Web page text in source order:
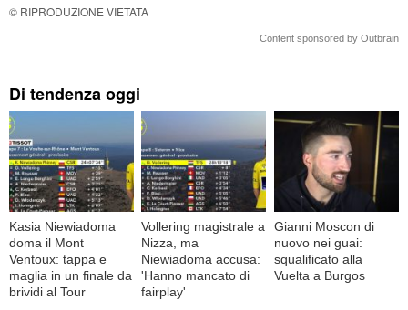
© RIPRODUZIONE VIETATA
Content sponsored by Outbrain
Di tendenza oggi
Kasia Niewiadoma
doma il Mont
Ventoux: tappa e
maglia in un finale da
brividi al Tour
Vollering magistrale a
Nizza, ma
Niewiadoma accusa:
'Hanno mancato di
fairplay'
Gianni Moscon di
nuovo nei guai:
squalificato alla
Vuelta a Burgos